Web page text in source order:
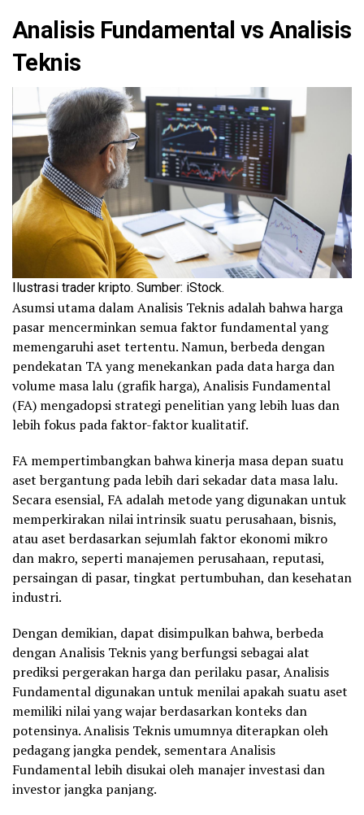
Analisis Fundamental vs Analisis
Teknis
Ilustrasi trader kripto. Sumber: iStock.
Asumsi utama dalam Analisis Teknis adalah bahwa harga
pasar mencerminkan semua faktor fundamental yang
memengaruhi aset tertentu. Namun, berbeda dengan
pendekatan TA yang menekankan pada data harga dan
volume masa lalu (grafik harga), Analisis Fundamental
(FA) mengadopsi strategi penelitian yang lebih luas dan
lebih fokus pada faktor-faktor kualitatif.
FA mempertimbangkan bahwa kinerja masa depan suatu
aset bergantung pada lebih dari sekadar data masa lalu.
Secara esensial, FA adalah metode yang digunakan untuk
memperkirakan nilai intrinsik suatu perusahaan, bisnis,
atau aset berdasarkan sejumlah faktor ekonomi mikro
dan makro, seperti manajemen perusahaan, reputasi,
persaingan di pasar, tingkat pertumbuhan, dan kesehatan
industri.
Dengan demikian, dapat disimpulkan bahwa, berbeda
dengan Analisis Teknis yang berfungsi sebagai alat
prediksi pergerakan harga dan perilaku pasar, Analisis
Fundamental digunakan untuk menilai apakah suatu aset
memiliki nilai yang wajar berdasarkan konteks dan
potensinya. Analisis Teknis umumnya diterapkan oleh
pedagang jangka pendek, sementara Analisis
Fundamental lebih disukai oleh manajer investasi dan
investor jangka panjang.